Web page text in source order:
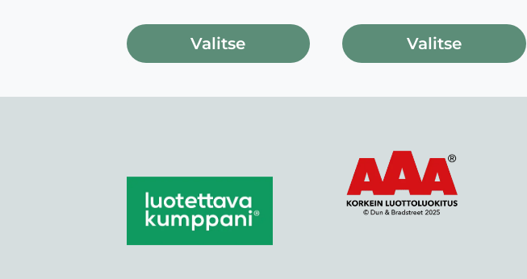
Valitse
tuotteella
tehdä
valinnat
Valitse
tuotteella
muunnelma.
Voit
tehdä